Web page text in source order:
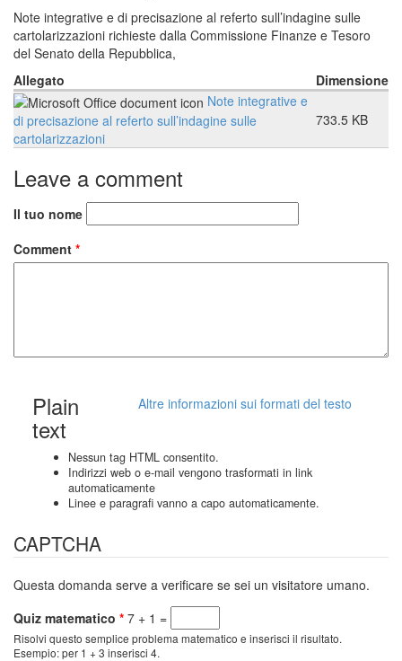
Note integrative e di precisazione al referto sull’indagine sulle
cartolarizzazioni richieste dalla Commissione Finanze e Tesoro
del Senato della Repubblica,
Allegato
Dimensione
Note integrative e
di precisazione al referto sull’indagine sulle
cartolarizzazioni
733.5 KB
Leave a comment
Il tuo nome
Comment *
Altre informazioni sui formati del testo
Plain
text
Nessun tag HTML consentito.
Indirizzi web o e-mail vengono trasformati in link
automaticamente
Linee e paragrafi vanno a capo automaticamente.
CAPTCHA
Questa domanda serve a verificare se sei un visitatore umano.
Quiz matematico * 7 + 1 =
Risolvi questo semplice problema matematico e inserisci il risultato.
Esempio: per 1 + 3 inserisci 4.